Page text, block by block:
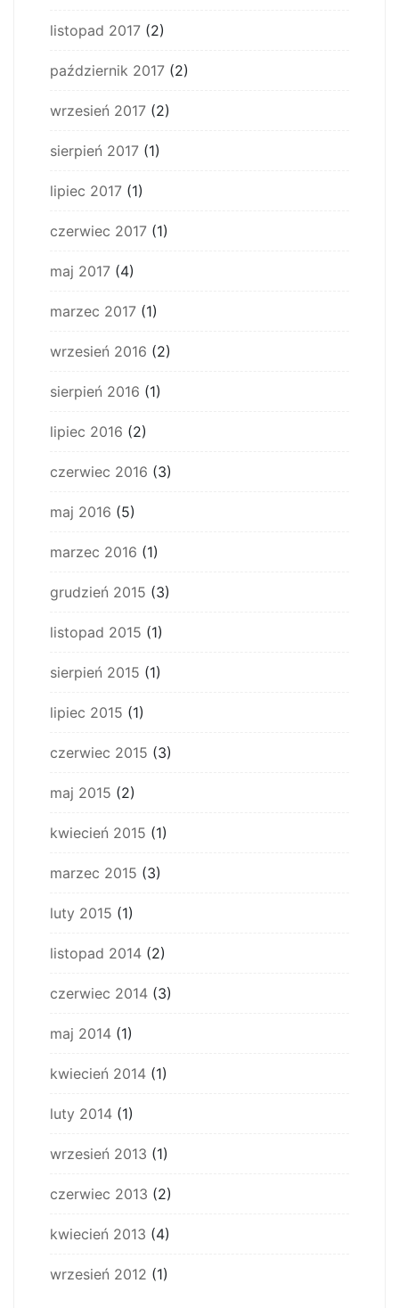
listopad 2017 (2)
październik 2017 (2)
wrzesień 2017 (2)
sierpień 2017 (1)
lipiec 2017 (1)
czerwiec 2017 (1)
maj 2017 (4)
marzec 2017 (1)
wrzesień 2016 (2)
sierpień 2016 (1)
lipiec 2016 (2)
czerwiec 2016 (3)
maj 2016 (5)
marzec 2016 (1)
grudzień 2015 (3)
listopad 2015 (1)
sierpień 2015 (1)
lipiec 2015 (1)
czerwiec 2015 (3)
maj 2015 (2)
kwiecień 2015 (1)
marzec 2015 (3)
luty 2015 (1)
listopad 2014 (2)
czerwiec 2014 (3)
maj 2014 (1)
kwiecień 2014 (1)
luty 2014 (1)
wrzesień 2013 (1)
czerwiec 2013 (2)
kwiecień 2013 (4)
wrzesień 2012 (1)